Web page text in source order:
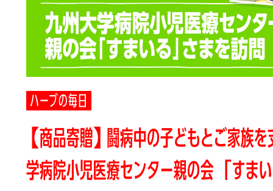
ハーブの毎日
【商品寄贈】闘病中の子どもとご家族
学病院小児医療センター親の会 「すま